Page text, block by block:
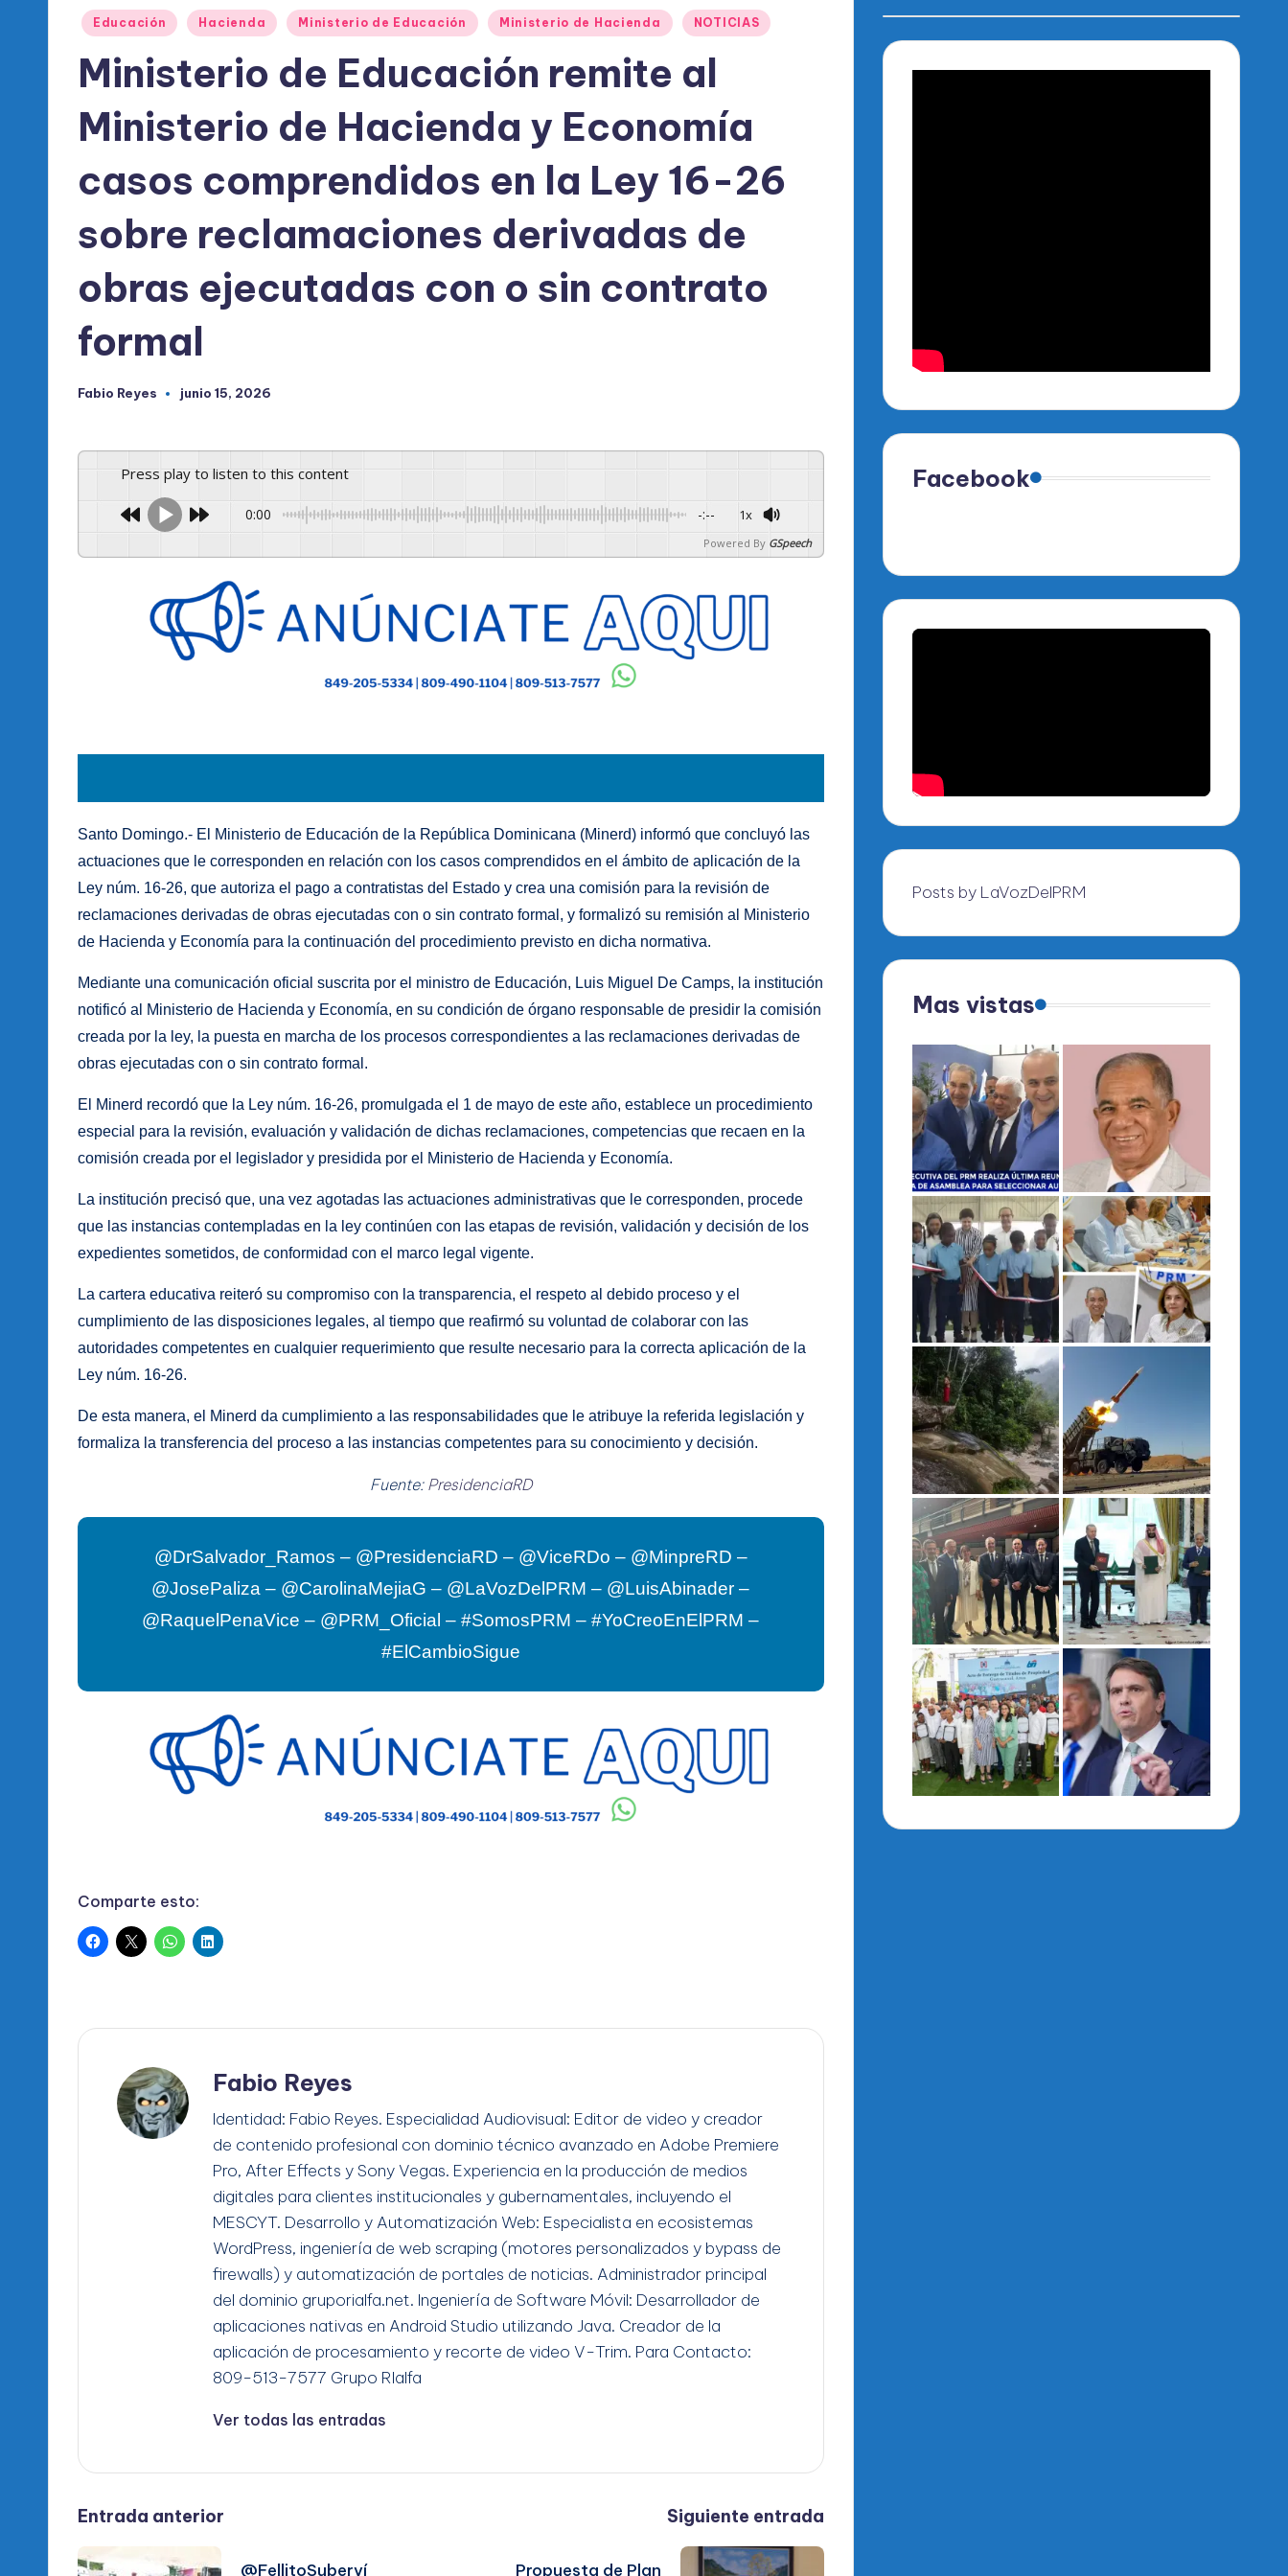
M
Publicado
Educación Hacienda Ministerio de Educación Ministerio de Hacienda NOTICIAS
Ministerio de Educación remite al
Ministerio de Hacienda y Economía
casos comprendidos en la Ley 16-26
sobre reclamaciones derivadas de
obras ejecutadas con o sin contrato
formal
Publicado
Fabio Reyes junio 15, 2026
Press play to listen to this content
0:00 -:-- 1x
Powered By GSpeech
Santo Domingo.- El Ministerio de Educación de la República Dominicana (Minerd) informó que concluyó las
actuaciones que le corresponden en relación con los casos comprendidos en el ámbito de aplicación de la
Ley núm. 16-26, que autoriza el pago a contratistas del Estado y crea una comisión para la revisión de
reclamaciones derivadas de obras ejecutadas con o sin contrato formal, y formalizó su remisión al Ministerio
de Hacienda y Economía para la continuación del procedimiento previsto en dicha normativa.
Mediante una comunicación oficial suscrita por el ministro de Educación, Luis Miguel De Camps, la institución
notificó al Ministerio de Hacienda y Economía, en su condición de órgano responsable de presidir la comisión
creada por la ley, la puesta en marcha de los procesos correspondientes a las reclamaciones derivadas de
obras ejecutadas con o sin contrato formal.
El Minerd recordó que la Ley núm. 16-26, promulgada el 1 de mayo de este año, establece un procedimiento
especial para la revisión, evaluación y validación de dichas reclamaciones, competencias que recaen en la
comisión creada por el legislador y presidida por el Ministerio de Hacienda y Economía.
La institución precisó que, una vez agotadas las actuaciones administrativas que le corresponden, procede
que las instancias contempladas en la ley continúen con las etapas de revisión, validación y decisión de los
expedientes sometidos, de conformidad con el marco legal vigente.
La cartera educativa reiteró su compromiso con la transparencia, el respeto al debido proceso y el
cumplimiento de las disposiciones legales, al tiempo que reafirmó su voluntad de colaborar con las
autoridades competentes en cualquier requerimiento que resulte necesario para la correcta aplicación de la
Ley núm. 16-26.
De esta manera, el Minerd da cumplimiento a las responsabilidades que le atribuye la referida legislación y
formaliza la transferencia del proceso a las instancias competentes para su conocimiento y decisión.
Fuente: PresidenciaRD
@DrSalvador_Ramos – @PresidenciaRD – @ViceRDo – @MinpreRD –
@JosePaliza – @CarolinaMejiaG – @LaVozDelPRM – @LuisAbinader –
@RaquelPenaVice – @PRM_Oficial – #SomosPRM – #YoCreoEnElPRM –
#ElCambioSigue
Comparte esto:
Fabio Reyes
Identidad: Fabio Reyes. Especialidad Audiovisual: Editor de video y creador
de contenido profesional con dominio técnico avanzado en Adobe Premiere
Pro, After Effects y Sony Vegas. Experiencia en la producción de medios
digitales para clientes institucionales y gubernamentales, incluyendo el
MESCYT. Desarrollo y Automatización Web: Especialista en ecosistemas
WordPress, ingeniería de web scraping (motores personalizados y bypass de
firewalls) y automatización de portales de noticias. Administrador principal
del dominio gruporialfa.net. Ingeniería de Software Móvil: Desarrollador de
aplicaciones nativas en Android Studio utilizando Java. Creador de la
aplicación de procesamiento y recorte de video V-Trim. Para Contacto:
809-513-7577 Grupo RIalfa
Ver todas las entradas
Navegación
Entrada anterior
@FellitoSuberví
Siguiente entrada
Propuesta de Plan
Facebook
Posts by LaVozDelPRM
Mas vistas